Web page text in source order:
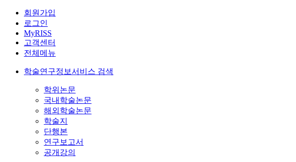
회원가입
로그인
MyRISS
고객센터
전체메뉴
학술연구정보서비스 검색
학위논문
국내학술논문
해외학술논문
학술지
단행본
연구보고서
공개강의